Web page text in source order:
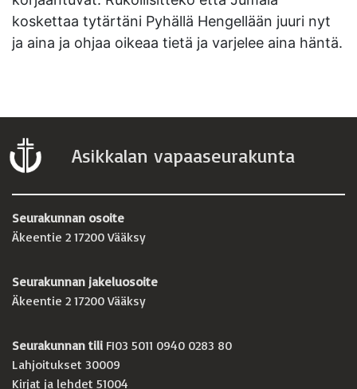
koskettaa tytärtäni Pyhällä Hengellään juuri nyt
ja aina ja ohjaa oikeaa tietä ja varjelee aina häntä.
Asikkalan vapaaseurakunta
Seurakunnan osoite
Äkeentie 2 17200 Vääksy
Seurakunnan jakeluosoite
Äkeentie 2 17200 Vääksy
Seurakunnan tili FI03 5011 0940 0283 80
Lahjoitukset 30009
Kirjat ja lehdet 51004